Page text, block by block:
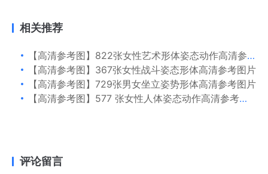
相关推荐
【高清参考图】822张女性艺术形体姿态动作高清参考图片
【高清参考图】367张女性战斗姿态形体高清参考图片
【高清参考图】729张男女坐立姿势形体高清参考图片
【高清参考图】577 张女性人体姿态动作高清参考图片
评论留言